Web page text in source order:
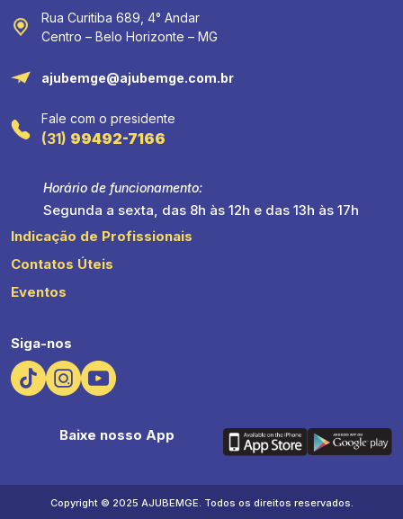
Rua Curitiba 689, 4° Andar
Centro – Belo Horizonte – MG
ajubemge@ajubemge.com.br
Fale com o presidente
(31) 99492-7166
Horário de funcionamento:
Segunda a sexta, das 8h às 12h e das 13h às 17h
Indicação de Profissionais
Contatos Úteis
Eventos
Siga-nos
Baixe nosso App
Copyright © 2025 AJUBEMGE. Todos os direitos reservados.